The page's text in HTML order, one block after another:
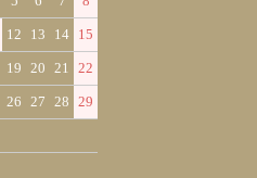
12 13 14 15
19 20 21 22
26 27 28 29